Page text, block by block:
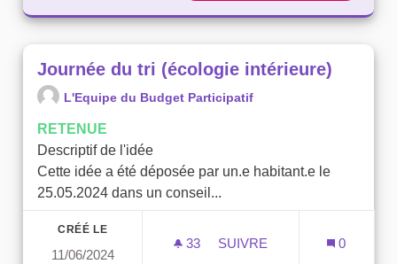
Journée du tri (écologie intérieure)
L'Equipe du Budget Participatif
RETENUE
Descriptif de l'idée
Cette idée a été déposée par un.e habitant.e le
25.05.2024 dans un conseil...
CRÉÉ LE
11/06/2024
33 33 ABONNÉS
SUIVRE
0